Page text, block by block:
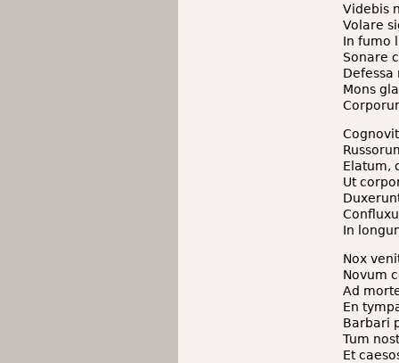
Videbis
Volare
In fumo
Sonare
Defessa
Mons
Elatum,
Ut
In
Nox
Novum
Ad
En
Barbari
Tum
Et